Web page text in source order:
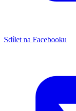
Sdílet na Facebooku